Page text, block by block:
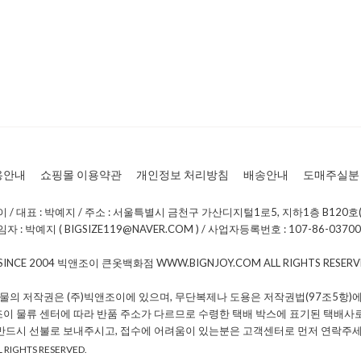
내 쇼핑몰 이용약관 개인정보 처리방침 배송안내 도매주실분
/ 대표 : 박예지 / 주소 : 서울특별시 금천구 가산디지털1로5, 지하1층 B120
자 : 박예지 ( BIGSIZE119@NAVER.COM ) / 사업자등록번호 : 107-86-
2004 빅앤조이 큰옷백화점 WWW.BIGNJOY.COM ALL RIGHTS
의 저작권은 (주)빅앤조이에 있으며, 무단복제나 도용은 저작권법(97조5항)
물류 센터에 따라 반품 주소가 다르므로 수령한 택배 박스에 표기된 택배사
드시 선불로 보내주시고, 접수에 어려움이 있는분은 고객센터로 먼저 연락주
RESERVED.